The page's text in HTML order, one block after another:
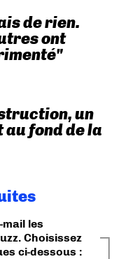
de rien.
ont
un
au fond de la
les
Choisissez
ci-dessous :